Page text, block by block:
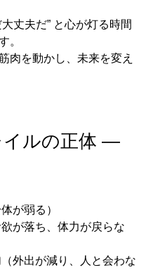
丈夫だ” と心が灯る時間
。
肉を動かし、未来を変え
ルの正体 ―
が弱る）
が落ち、体力が戻らな
外出が減り、人と会わな